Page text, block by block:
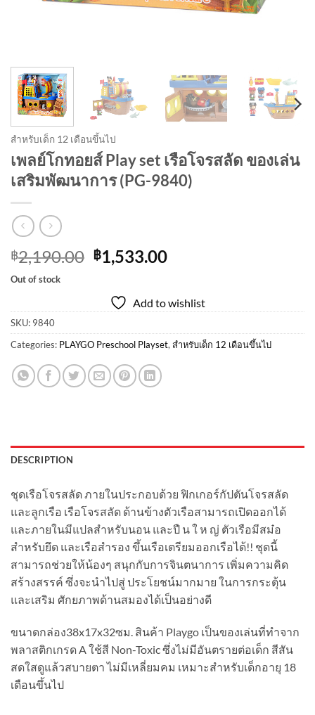
สำหรับเด็ก 12 เดือนขึ้นไป
เพลย์โกทอยส์ Play set เรือโจรสลัด ของเล่น
เสริมพัฒนาการ (PG-9840)
฿2,190.00 Original
price
฿2,190.00.
฿1,533.00Current
฿1,533.00.
Out of stock
Add to wishlist
SKU: 9840
Categories: PLAYGO Preschool Playset, สำหรับเด็ก 12 เดือนขึ้นไป
DESCRIPTION
ชุดเรือโจรสลัด ภายในประกอบด้วย ฟิกเกอร์กัปตันโจรสลัด
และลูกเรือ เรือโจรสลัด ด้านข้างตัวเรือสามารถเปิดออกได้
และภายในมีแปลสำหรับนอน และปื น ใ ห ญ่ ตัวเรือมีสม๋อ
สำหรับยึด และเรือสำรอง ขึ้นเรือเตรียมออกเรือได้!! ชุดนี้
สามารถช่วยให้น้องๆ สนุกกับการจินตนาการ เพิ่มความคิด
สร้างสรรค์ ซึ่งจะนำไปสู่ ประโยชน์มากมาย ในการกระตุ้น
และเสริม ศักยภาพด้านสมองได้เป็นอย่างดี
ขนาดกล่อง38x17x32ซม. สินค้า Playgo เป็นของเล่นที่ทำจาก
พลาสติกเกรด A ใช้สี Non-Toxic ซึ่งไม่มีอันตรายต่อเด็ก สีสัน
สดใสดูแล้วสบายตา ไม่มีเหลี่ยมคม เหมาะสำหรับเด็กอายุ 18
เดือนขึ้นไป